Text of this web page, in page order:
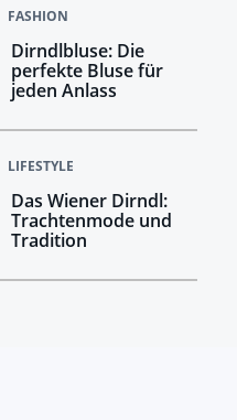
FASHION
Dirndlbluse: Die
perfekte Bluse für
jeden Anlass
LIFESTYLE
Das Wiener Dirndl:
Trachtenmode und
Tradition